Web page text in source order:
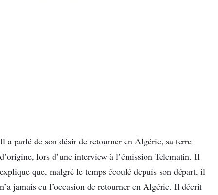
Il a parlé de son désir de retourner en Algérie, sa terre
d’origine, lors d’une interview à l’émission Telematin. Il
explique que, malgré le temps écoulé depuis son départ, il
n’a jamais eu l’occasion de retourner en Algérie. Il décrit